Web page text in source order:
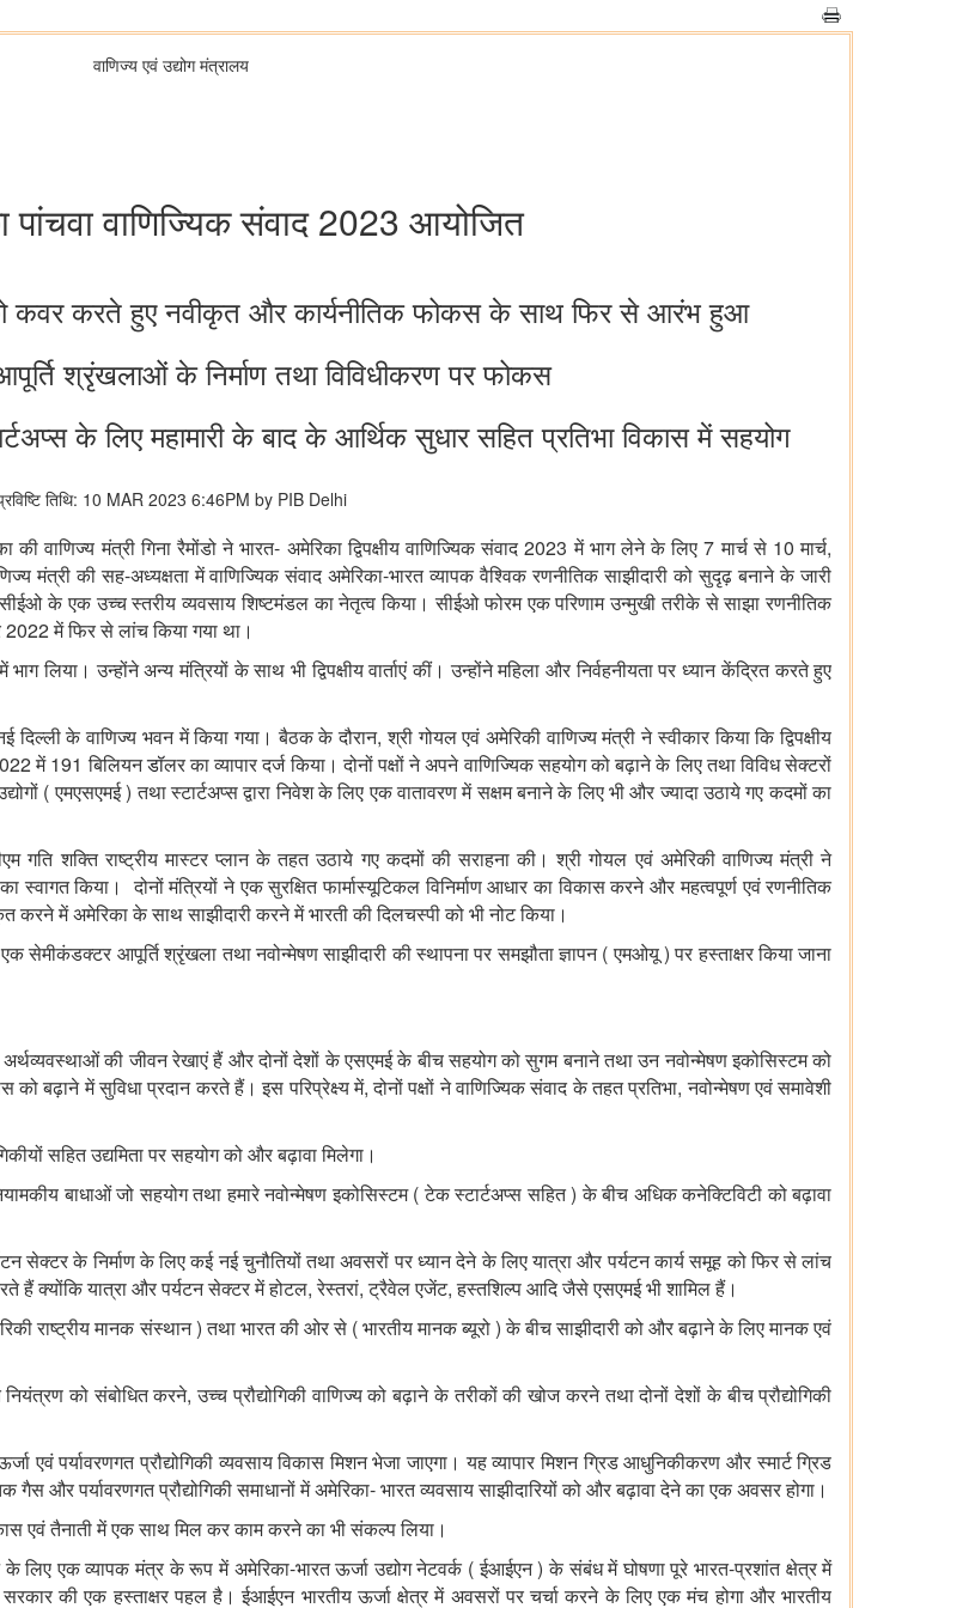
वाणिज्‍य एवं उद्योग मंत्रालय
पांचवा वाणिज्यिक संवाद 2023 आयोजित
कवर करते हुए नवीकृत और कार्यनीतिक फोकस के साथ फिर से आरंभ हुआ
श्रृंखलाओं के निर्माण तथा विविधीकरण पर फोकस
के लिए महामारी के बाद के आर्थिक सुधार सहित प्रतिभा विकास में सहयोग
तिथि: 10 MAR 2023 6:46PM by PIB Delhi
की वाणिज्य मंत्री गिना रैमोंडो ने भारत- अमेरिका द्विपक्षीय वाणिज्यिक संवाद2023में भाग लेने के लिए 7मार्च से10मार्च,
मंत्री की सह-अध्यक्षता में वाणिज्यिक संवाद अमेरिका-भारत व्यापक वैश्विक रणनीतिक साझीदारी को सुदृढ़ बनाने के जारी
सीईओ के एक उच्च स्तरीय व्यवसाय शिष्टमंडल का नेतृत्व किया। सीईओ फोरम एक परिणाम उन्मुखी तरीके से साझा रणनीतिक
2022में फिर से लांच किया गया था।
भाग लिया। उन्होंने अन्य मंत्रियों के साथ भी द्विपक्षीय वार्ताएं कीं। उन्होंने महिला और निर्वहनीयता पर ध्यान केंद्रित करते हुए
दिल्ली के वाणिज्य भवन में किया गया। बैठक के दौरान,श्री गोयल एवं अमेरिकी वाणिज्य मंत्री ने स्वीकार किया कि द्विपक्षीय
में191बिलियन डॉलर का व्यापार दर्ज किया। दोनों पक्षों ने अपने वाणिज्यिक सहयोग को बढ़ाने के लिए तथा विविध सेक्टरों
(एमएसएमई)तथा स्टार्टअप्स द्वारा निवेश के लिए एक वातावरण में सक्षम बनाने के लिए भी और ज्यादा उठाये गए कदमों का
गति शक्ति राष्ट्रीय मास्टर प्लान के तहत उठाये गए कदमों की सराहना की। श्री गोयल एवं अमेरिकी वाणिज्य मंत्री ने
का स्वागत किया। दोनों मंत्रियों ने एक सुरक्षित फार्मास्यूटिकल विनिर्माण आधार का विकास करने और महत्वपूर्ण एवं रणनीतिक
करने में अमेरिका के साथ साझीदारी करने में भारती की दिलचस्पी को भी नोट किया।
एक सेमीकंडक्टर आपूर्ति श्रृंखला तथा नवोन्मेषण साझीदारी की स्थापना पर समझौता ज्ञापन(एमओयू)पर हस्ताक्षर किया जाना
अर्थव्यवस्थाओं की जीवन रेखाएं हैं और दोनों देशों के एसएमई के बीच सहयोग को सुगम बनाने तथा उन नवोन्मेषण इकोसिस्टम को
को बढ़ाने में सुविधा प्रदान करते हैं। इस परिप्रेक्ष्य में,दोनों पक्षों ने वाणिज्यिक संवाद के तहत प्रतिभा,नवोन्मेषण एवं समावेशी
सहित उद्यमिता पर सहयोग को और बढ़ावा मिलेगा।
बाधाओं जो सहयोग तथा हमारे नवोन्मेषण इकोसिस्टम(टेक स्टार्टअप्स सहित)के बीच अधिक कनेक्टिविटी को बढ़ावा
सेक्टर के निर्माण के लिए कई नई चुनौतियों तथा अवसरों पर ध्यान देने के लिए यात्रा और पर्यटन कार्य समूह को फिर से लांच
हैं क्योंकि यात्रा और पर्यटन सेक्टर में होटल,रेस्तरां,ट्रैवेल एजेंट,हस्तशिल्प आदि जैसे एसएमई भी शामिल हैं।
राष्ट्रीय मानक संस्थान)तथा भारत की ओर से( भारतीय मानक ब्यूरो)के बीच साझीदारी को और बढ़ाने के लिए मानक एवं
नियंत्रण को संबोधित करने,उच्च प्रौद्योगिकी वाणिज्य को बढ़ाने के तरीकों की खोज करने तथा दोनों देशों के बीच प्रौद्योगिकी
एवं पर्यावरणगत प्रौद्योगिकी व्यवसाय विकास मिशन भेजा जाएगा। यह व्यापार मिशन ग्रिड आधुनिकीकरण और स्मार्ट ग्रिड
गैस और पर्यावरणगत प्रौद्योगिकी समाधानों में अमेरिका- भारत व्यवसाय साझीदारियों को और बढ़ावा देने का एक अवसर होगा।
एवं तैनाती में एक साथ मिल कर काम करने का भी संकल्प लिया।
के लिए एक व्यापक मंत्र के रूप में अमेरिका-भारत ऊर्जा उद्योग नेटवर्क(ईआईएन)के संबंध में घोषणा पूरे भारत-प्रशांत क्षेत्र में
सरकार की एक हस्ताक्षर पहल है। ईआईएन भारतीय ऊर्जा क्षेत्र में अवसरों पर चर्चा करने के लिए एक मंच होगा और भारतीय